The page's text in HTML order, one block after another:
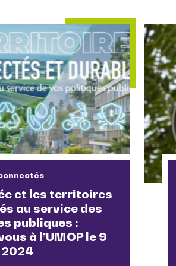
et les territoires
au service des
publiques :
à l’UMOP le 9